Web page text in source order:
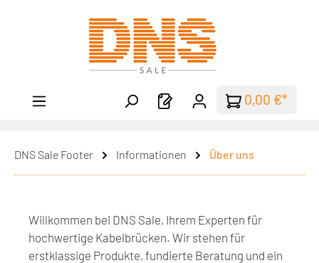
Zum Hauptinhalt springen
0,00 €*
DNS Sale Footer Informationen Über uns
Willkommen bei DNS Sale, Ihrem Experten für
hochwertige Kabelbrücken. Wir stehen für
erstklassige Produkte, fundierte Beratung und ein